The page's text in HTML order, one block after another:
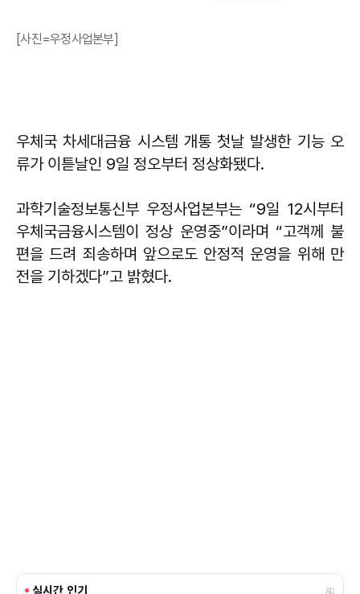
[사진=우정사업본부]
우체국 차세대금융 시스템 개통 첫날 발생한 기능 오
류가 이튿날인 9일 정오부터 정상화됐다.
과학기술정보통신부 우정사업본부는 “9일 12시부터
우체국금융시스템이 정상 운영중”이라며 “고객께 불
편을 드려 죄송하며 앞으로도 안정적 운영을 위해 만
전을 기하겠다”고 밝혔다.